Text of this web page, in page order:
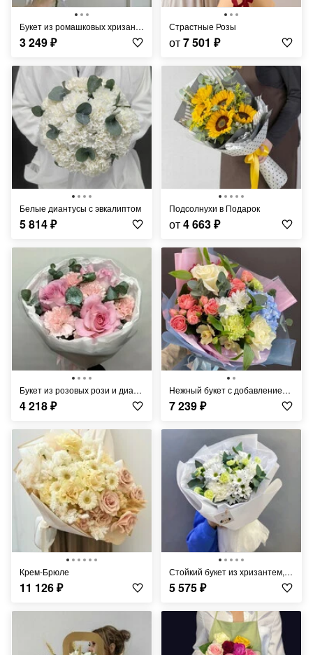
Букет из ромашковых хризантем х 3
3 249₽
Страстные Розы
от7 501 ₽
Белые диантусы с эвкалиптом
5 814₽
Подсолнухи в Подарок
от4 663₽
Букет из розовых рози и диантусов
4 218₽
Нежный букет с добавлением французской розы и гортензии
7 239₽
Крем-Брюле
11 126₽
Стойкий букет из хризантем, диантусов и эвкалипта
5 575₽